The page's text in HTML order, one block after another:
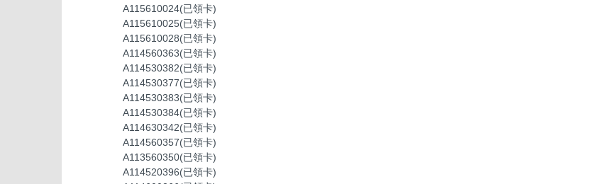
A115610024(已領卡)
A115610025(已領卡)
A115610028(已領卡)
A114560363(已領卡)
A114530382(已領卡)
A114530377(已領卡)
A114530383(已領卡)
A114530384(已領卡)
A114630342(已領卡)
A114560357(已領卡)
A113560350(已領卡)
A114520396(已領卡)